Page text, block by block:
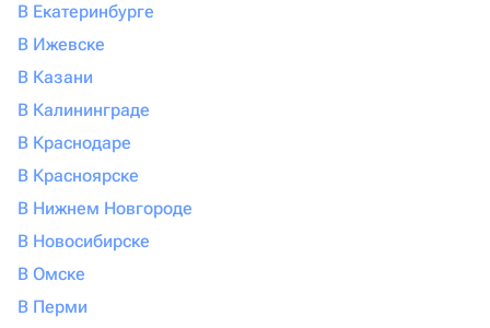
В Екатеринбурге
В Ижевске
В Казани
В Калининграде
В Краснодаре
В Красноярске
В Нижнем Новгороде
В Новосибирске
В Омске
В Перми